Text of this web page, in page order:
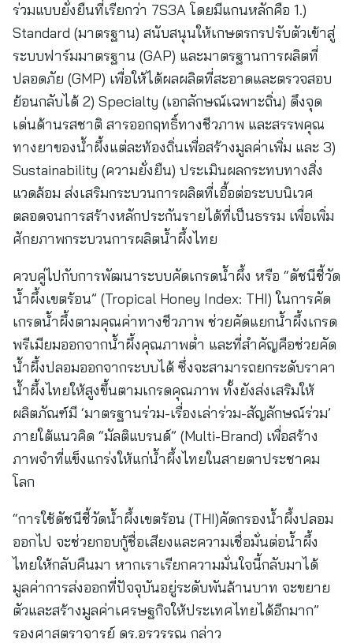
ร่วมแบบยั่งยืนที่เรียกว่า 7S3A โดยมีแกนหลักคือ 1.)
Standard (มาตรฐาน) สนับสนุนให้เกษตรกรปรับตัวเข้าสู่
ระบบฟาร์มมาตรฐาน (GAP) และมาตรฐานการผลิตที่
ปลอดภัย (GMP) เพื่อให้ได้ผลผลิตที่สะอาดและตรวจสอบ
ย้อนกลับได้ 2) Specialty (เอกลักษณ์เฉพาะถิ่น) ดึงจุด
เด่นด้านรสชาติ สารออกฤทธิ์ทางชีวภาพ และสรรพคุณ
ทางยาของน้ำผึ้งแต่ละท้องถิ่นเพื่อสร้างมูลค่าเพิ่ม และ 3)
Sustainability (ความยั่งยืน) ประเมินผลกระทบทางสิ่ง
แวดล้อม ส่งเสริมกระบวนการผลิตที่เอื้อต่อระบบนิเวศ
ตลอดจนการสร้างหลักประกันรายได้ที่เป็นธรรม เพื่อเพิ่ม
ศักยภาพกระบวนการผลิตน้ำผึ้งไทย
ควบคู่ไปกับการพัฒนาระบบคัดเกรดน้ำผึ้ง หรือ “ดัชนีชี้วัด
น้ำผึ้งเขตร้อน” (Tropical Honey Index: THI) ในการคัด
เกรดน้ำผึ้งตามคุณค่าทางชีวภาพ ช่วยคัดแยกน้ำผึ้งเกรด
พรีเมียมออกจากน้ำผึ้งคุณภาพต่ำ และที่สำคัญคือช่วยคัด
น้ำผึ้งปลอมออกจากระบบได้ ซึ่งจะสามารถยกระดับราคา
น้ำผึ้งไทยให้สูงขึ้นตามเกรดคุณภาพ ทั้งยังส่งเสริมให้
ผลิตภัณฑ์มี ‘มาตรฐานร่วม-เรื่องเล่าร่วม-สัญลักษณ์ร่วม’
ภายใต้แนวคิด “มัลติแบรนด์” (Multi-Brand) เพื่อสร้าง
ภาพจำที่แข็งแกร่งให้แก่น้ำผึ้งไทยในสายตาประชาคม
โลก
“การใช้ดัชนีชี้วัดน้ำผึ้งเขตร้อน (THI)คัดกรองน้ำผึ้งปลอม
ออกไป จะช่วยกอบกู้ชื่อเสียงและความเชื่อมั่นต่อน้ำผึ้ง
ไทยให้กลับคืนมา หากเราเรียกความมั่นใจนี้กลับมาได้
มูลค่าการส่งออกที่ปัจจุบันอยู่ระดับพันล้านบาท จะขยาย
ตัวและสร้างมูลค่าเศรษฐกิจให้ประเทศไทยได้อีกมาก”
รองศาสตราจารย์ ดร.อรวรรณ กล่าว